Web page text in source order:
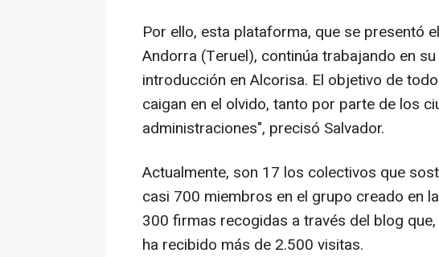
Por ello, esta plataforma, que se presentó
Andorra (Teruel), continúa trabajando en
introducción en Alcorisa. El objetivo de
caigan en el olvido, tanto por parte de los
administraciones", precisó Salvador.
Actualmente, son 17 los colectivos que
casi 700 miembros en el grupo creado en
300 firmas recogidas a través del blog
ha recibido más de 2.500 visitas.